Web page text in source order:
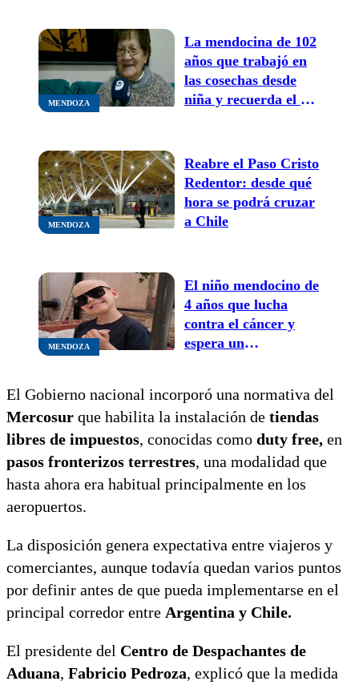
MENDOZA
La mendocina de 102
años que trabajó en
las cosechas desde
niña y recuerda el día
avisarle a mi mamá”
MENDOZA
Reabre el Paso Cristo
Redentor: desde qué
hora se podrá cruzar
a Chile
MENDOZA
El niño mendocino de
4 años que lucha
contra el cáncer y
espera un
necesita para seguir
viviendo”
El Gobierno nacional incorporó una normativa del
Mercosur que habilita la instalación de tiendas
libres de impuestos, conocidas como duty free, en
pasos fronterizos terrestres, una modalidad que
hasta ahora era habitual principalmente en los
aeropuertos.
La disposición genera expectativa entre viajeros y
comerciantes, aunque todavía quedan varios puntos
por definir antes de que pueda implementarse en el
principal corredor entre Argentina y Chile.
El presidente del Centro de Despachantes de
Aduana, Fabricio Pedroza, explicó que la medida